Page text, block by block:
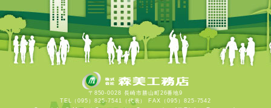
〒850-0028 長崎市勝山町26番地9
TEL（095）825-7541（代表） FAX（095）825-7542